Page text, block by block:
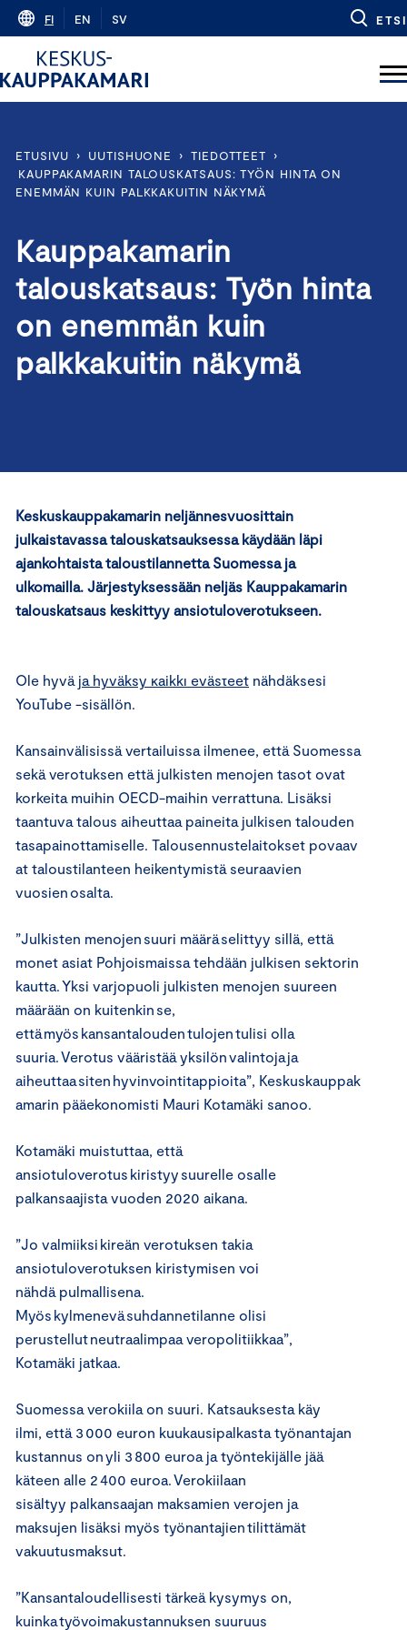
Skip
content
FI EN SV ETSI
ETUSIVU › UUTISHUONE › TIEDOTTEET
›
KAUPPAKAMARIN TALOUSKATSAUS: TYÖN HINTA ON
ENEMMÄN KUIN PALKKAKUITIN NÄKYMÄ
Kauppakamarin
talouskatsaus: Työn hinta
on enemmän kuin
palkkakuitin näkymä
Keskuskauppakamarin neljännesvuosittain
julkaistavassa talouskatsauksessa käydään läpi
ajankohtaista taloustilannetta Suomessa ja
ulkomailla. Järjestyksessään neljäs Kauppakamarin
talouskatsaus keskittyy ansiotuloverotukseen.
⋯
Ole hyvä ja hyväksy kaikki evästeet nähdäksesi
YouTube -sisällön.
Kansainvälisissä vertailuissa ilmenee, että Suomessa
sekä verotuksen että julkisten menojen tasot ovat
korkeita muihin OECD-maihin verrattuna. Lisäksi
taantuva talous aiheuttaa paineita julkisen talouden
tasapainottamiselle. Talousennustelaitokset povaav
at taloustilanteen heikentymistä seuraavien
vuosien osalta.
”Julkisten menojen suuri määrä selittyy sillä, että
monet asiat Pohjoismaissa tehdään julkisen sektorin
kautta. Yksi varjopuoli julkisten menojen suureen
määrään on kuitenkin se,
että myös kansantalouden tulojen tulisi olla
suuria. Verotus vääristää yksilön valintoja ja
aiheuttaa siten hyvinvointitappioita”, Keskuskauppak
amarin pääekonomisti Mauri Kotamäki sanoo.
Kotamäki muistuttaa, että
ansiotuloverotus kiristyy suurelle osalle
palkansaajista vuoden 2020 aikana.
”Jo valmiiksi kireän verotuksen takia
ansiotuloverotuksen kiristymisen voi
nähdä pulmallisena.
Myös kylmenevä suhdannetilanne olisi
perustellut neutraalimpaa veropolitiikkaa”,
Kotamäki jatkaa.
Suomessa verokiila on suuri. Katsauksesta käy
ilmi, että 3 000 euron kuukausipalkasta työnantajan
kustannus on yli 3 800 euroa ja työntekijälle jää
käteen alle 2 400 euroa.Verokiilaan
sisältyy palkansaajan maksamien verojen ja
maksujen lisäksi myös työnantajien tilittämät
vakuutusmaksut.
”Kansantaloudellisesti tärkeä kysymys on,
kuinka työvoimakustannuksen suuruus